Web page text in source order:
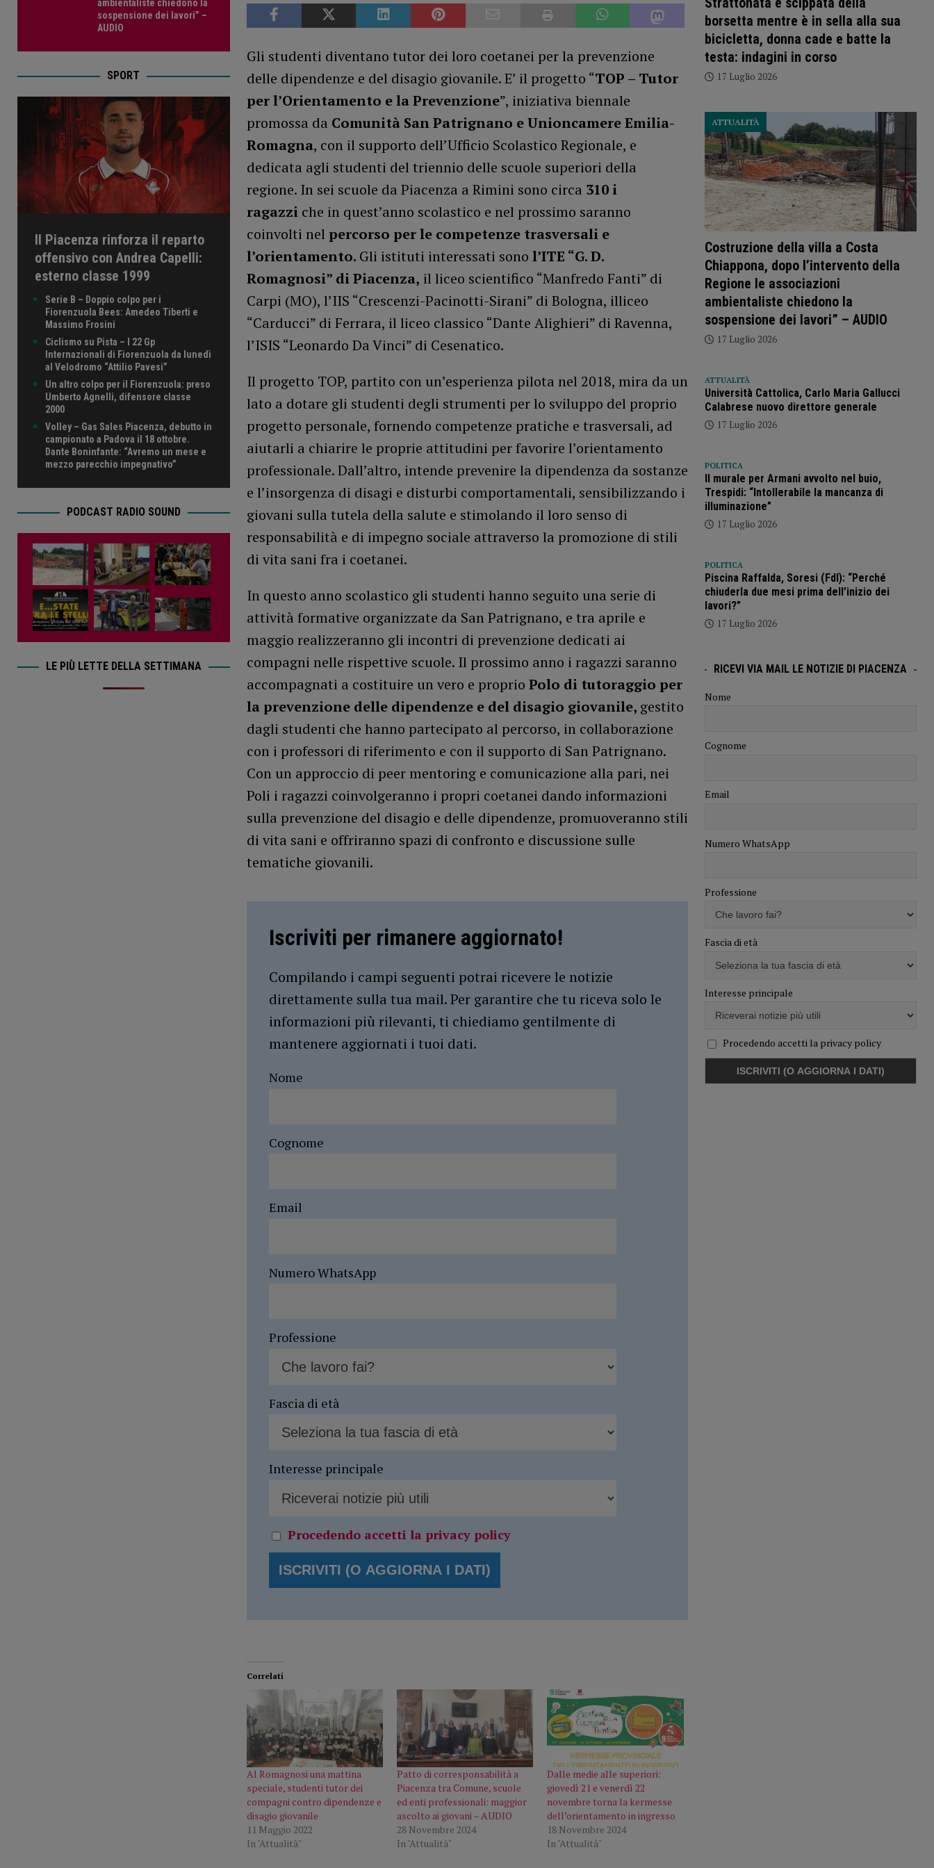
Gli studenti diventano tutor dei loro coetanei per la prevenzione
delle dipendenze e del disagio giovanile. E’ il progetto “TOP – Tutor
per l’Orientamento e la Prevenzione”, iniziativa biennale
promossa da Comunità San Patrignano e Unioncamere Emilia-
Romagna, con il supporto dell’Ufficio Scolastico Regionale, e
dedicata agli studenti del triennio delle scuole superiori della
regione. In sei scuole da Piacenza a Rimini sono circa 310 i
ragazziche in quest’anno scolastico e nel prossimo saranno
coinvolti nel percorso per le competenze trasversali e
l’orientamento. Gli istituti interessati sono l’ITE “G. D.
Romagnosi” di Piacenza, il liceo scientifico “Manfredo Fanti” di
Carpi (MO), l’IIS “Crescenzi-Pacinotti-Sirani” di Bologna, illiceo
“Carducci” di Ferrara, il liceo classico “Dante Alighieri” di Ravenna,
l’ISIS “Leonardo Da Vinci” di Cesenatico.
Il progetto TOP, partito con un’esperienza pilota nel 2018, mira da un
lato a dotare gli studenti degli strumenti per lo sviluppo del proprio
progetto personale, fornendo competenze pratiche e trasversali, ad
aiutarli a chiarire le proprie attitudini per favorire l’orientamento
professionale. Dall’altro, intende prevenire la dipendenza da sostanze
e l’insorgenza di disagi e disturbi comportamentali, sensibilizzando i
giovani sulla tutela della salute e stimolando il loro senso di
responsabilità e di impegno sociale attraverso la promozione di stili
di vita sani fra i coetanei.
In questo anno scolastico gli studenti hanno seguito una serie di
attività formative organizzate da San Patrignano, e tra aprile e
maggio realizzeranno gli incontri di prevenzione dedicati ai
compagni nelle rispettive scuole. Il prossimo anno i ragazzi saranno
accompagnati a costituire un vero e proprio Polo di tutoraggio per
la prevenzione delle dipendenze e del disagio giovanile, gestito
dagli studenti che hanno partecipato al percorso, in collaborazione
con i professori di riferimento e con il supporto di San Patrignano.
Con un approccio di peer mentoring e comunicazione alla pari, nei
Poli i ragazzi coinvolgeranno i propri coetanei dando informazioni
sulla prevenzione del disagio e delle dipendenze, promuoveranno stili
di vita sani e offriranno spazi di confronto e discussione sulle
tematiche giovanili.
Iscriviti per rimanere aggiornato!
Compilando i campi seguenti potrai ricevere le notizie
direttamente sulla tua mail. Per garantire che tu riceva solo le
informazioni più rilevanti, ti chiediamo gentilmente di
mantenere aggiornati i tuoi dati.
Nome
Cognome
Email
Numero WhatsApp
Professione
Fascia di età
Interesse principale
Procedendo accetti la privacy policy
Correlati
Al Romagnosi una mattina
speciale, studenti tutor dei
compagni contro dipendenze e
disagio giovanile
11 Maggio 2022
In "Attualità"
Patto di corresponsabilità a
Piacenza tra Comune, scuole
ed enti professionali: maggior
ascolto ai giovani – AUDIO
28 Novembre 2024
In "Attualità"
​Dalle medie alle superiori:
giovedì 21 e venerdì 22
novembre torna la kermesse
dell’orientamento in ingresso
18 Novembre 2024
In "Attualità"
ambientaliste chiedono la
sospensione dei lavori” –
AUDIO
SPORT
Il Piacenza rinforza il reparto
offensivo con Andrea Capelli:
esterno classe 1999
Serie B – Doppio colpo per i
Fiorenzuola Bees: Amedeo Tiberti e
Massimo Frosini
Ciclismo su Pista – I 22 Gp
Internazionali di Fiorenzuola da lunedì
al Velodromo “Attilio Pavesi”
Un altro colpo per il Fiorenzuola: preso
Umberto Agnelli, difensore classe
2000
Volley – Gas Sales Piacenza, debutto in
campionato a Padova il 18 ottobre.
Dante Boninfante: “Avremo un mese e
mezzo parecchio impegnativo”
PODCAST RADIO SOUND
LE PIÙ LETTE DELLA SETTIMANA
borsetta mentre è in sella alla sua
bicicletta, donna cade e batte la
testa: indagini in corso
17 Luglio 2026
Costruzione della villa a Costa
Chiappona, dopo l’intervento della
Regione le associazioni
ambientaliste chiedono la
sospensione dei lavori” – AUDIO
ATTUALITÀ
17 Luglio 2026
ATTUALITÀ
Università Cattolica, Carlo Maria Gallucci
Calabrese nuovo direttore generale
17 Luglio 2026
POLITICA
Il murale per Armani avvolto nel buio,
Trespidi: “Intollerabile la mancanza di
illuminazione”
17 Luglio 2026
POLITICA
Piscina Raffalda, Soresi (FdI): “Perché
chiuderla due mesi prima dell’inizio dei
lavori?”
17 Luglio 2026
RICEVI VIA MAIL LE NOTIZIE DI PIACENZA
Nome
Cognome
Email
Numero WhatsApp
Professione
Fascia di età
Interesse principale
Procedendo accetti la privacy policy